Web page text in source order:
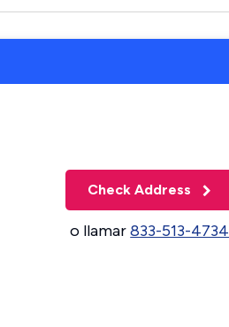
Check Address
o llamar833-513-4734